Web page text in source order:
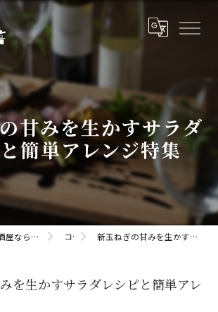
甘みを生かすサラダ
簡単アレンジ特集
中百舌鳥駅の居酒屋なら橙daidaii-地酒と肴と釜飯のお店 コラム 新玉ねぎの甘みを生かすサラダレシピと簡単アレンジ特集
を生かすサラダレシピと簡単アレ